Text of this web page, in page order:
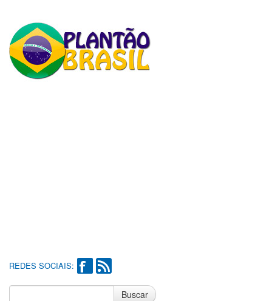
REDES SOCIAIS:
Buscar